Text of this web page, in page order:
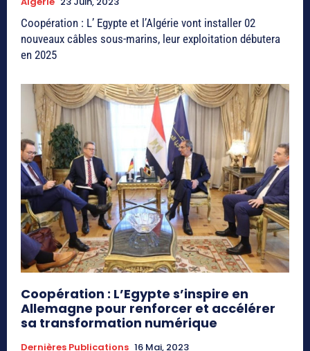
Coopération : L’ Egypte et l’Algérie vont installer 02
nouveaux câbles sous-marins, leur exploitation débutera
en 2025
Coopération : L’Egypte s’inspire en
Allemagne pour renforcer et accélérer
sa transformation numérique
Dernières Publications 16 Mai, 2023